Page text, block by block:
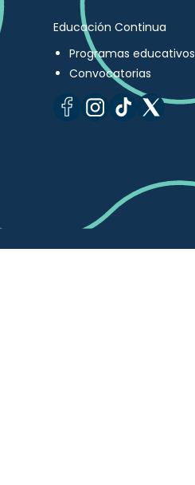
Educación Continua
Programas educativos
Convocatorias